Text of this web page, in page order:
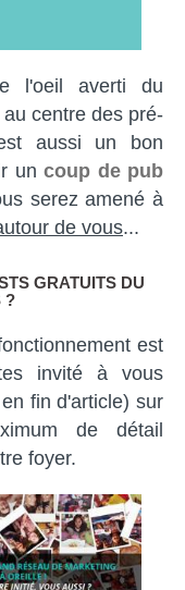
l'oeil averti du
centre des pré-
aussi un bon
uncoup de pub
serez amené à
de vous...
GRATUITS DU
?
est
invité à vous
fin d'article) sur
de détail
foyer.